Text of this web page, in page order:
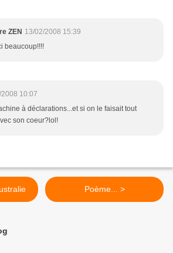
ZEN 13/02/2008 15:39
beaucoup!!!!
10:07
à déclarations...et si on le faisait tout
son coeur?lol!
Poème... >